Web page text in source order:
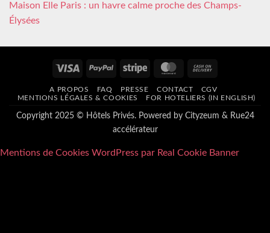
Maison Elle Paris : un havre calme proche des Champs-
Élysées
Visa PayPal Stripe MasterCard
Delivery
A PROPOS FAQ PRESSE CONTACT
CGV
MENTIONS LÉGALES & COOKIES
FOR HOTELIERS (IN ENGLISH)
Copyright 2025 © Hôtels Privés. Powered by Cityzeum & Rue24
accélérateur
Mentions de Cookies WordPress par Real Cookie Banner